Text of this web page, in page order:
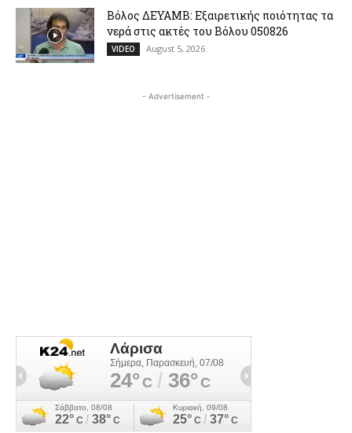
Βόλος ΔΕΥΑΜΒ: Εξαιρετικής ποιότητας τα
νερά στις ακτές του Βόλου 050826
VIDEO August 5, 2026
- Advertisement -